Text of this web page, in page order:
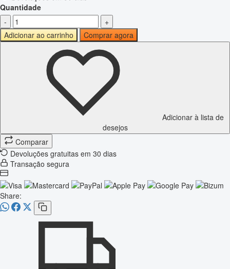
Quantidade
-
+
Adicionar ao carrinho
Comprar agora
Adicionar à lista de
desejos
Comparar
Devoluções gratuitas em 30 dias
Transação segura
Share: